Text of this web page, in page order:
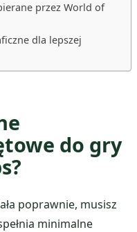
przez World of
dla lepszej
do gry
poprawnie, musisz
minimalne